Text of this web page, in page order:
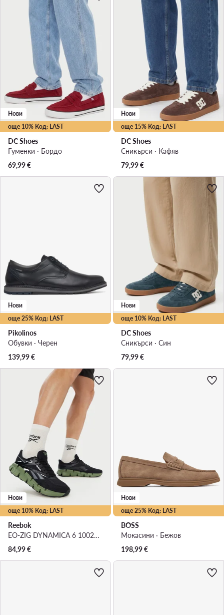
още 10% Код: LAST
Нови
DC Shoes
Гуменки · Бордо
69,99€
още 15% Код: LAST
Нови
DC Shoes
Сникърси · Кафяв
79,99€
още 25% Код: LAST
Нови
Pikolinos
Обувки · Черен
139,99€
още 10% Код: LAST
Нови
DC Shoes
Сникърси · Син
79,99€
още 10% Код: LAST
Нови
Reebok
EO-ZIG DYNAMICA 6 100263919 · Маратонки за бягане
84,99€
още 25% Код: LAST
Нови
BOSS
Мокасини · Бежов
198,99€